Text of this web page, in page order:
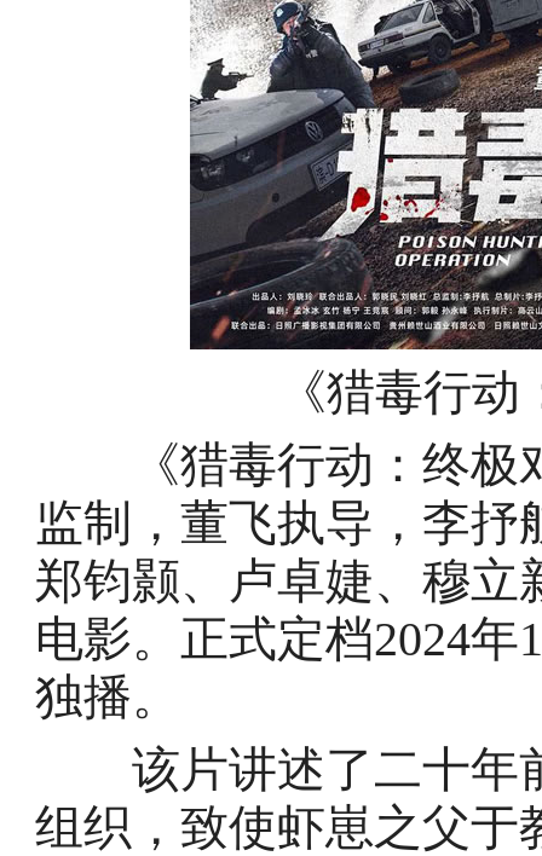
《猎毒行
《猎毒行动：终极
监制，董飞执导，李
郑钧颢、卢卓婕、穆立
电影。正式定档2024
独播。
该片讲述了二十年
组织，致使虾崽之父于